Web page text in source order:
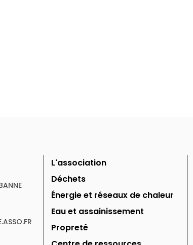
L'association
Déchets
Énergie et réseaux de chaleur
Eau et assainissement
Propreté